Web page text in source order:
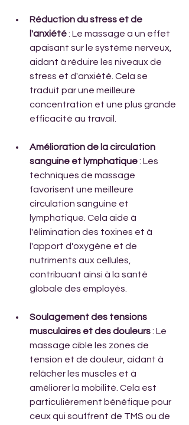
Réduction du stress et de
l'anxiété : Le massage a un effet
apaisant sur le système nerveux,
aidant à réduire les niveaux de
stress et d'anxiété. Cela se
traduit par une meilleure
concentration et une plus grande
efficacité au travail.
Amélioration de la circulation
sanguine et lymphatique : Les
techniques de massage
favorisent une meilleure
circulation sanguine et
lymphatique. Cela aide à
l'élimination des toxines et à
l'apport d'oxygène et de
nutriments aux cellules,
contribuant ainsi à la santé
globale des employés.
Soulagement des tensions
musculaires et des douleurs : Le
massage cible les zones de
tension et de douleur, aidant à
relâcher les muscles et à
améliorer la mobilité. Cela est
particulièrement bénéfique pour
ceux qui souffrent de TMS ou de